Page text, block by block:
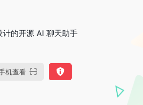
的开源 AI 聊天助手
机查看